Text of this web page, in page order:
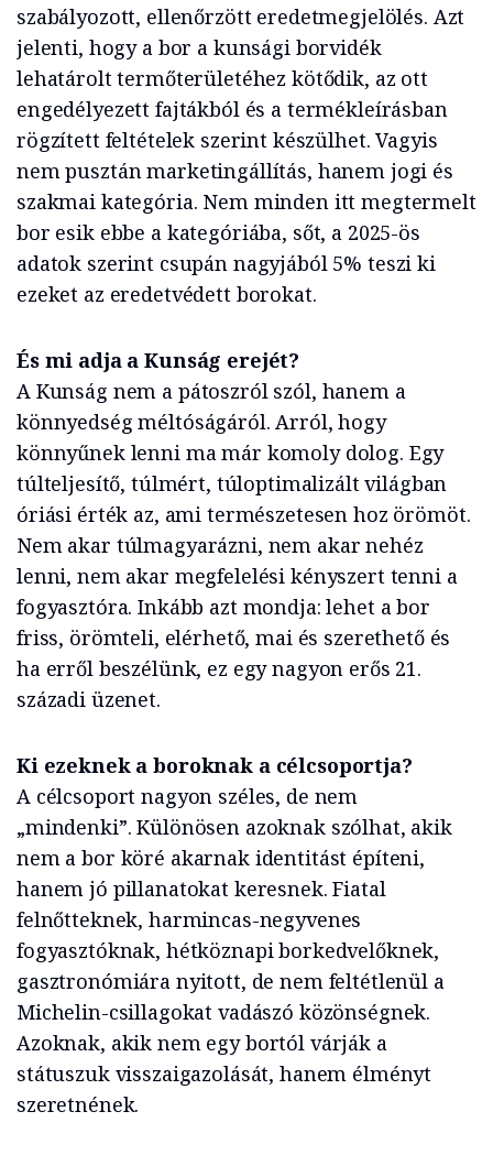
szabályozott, ellenőrzött eredetmegjelölés. Azt
jelenti, hogy a bor a kunsági borvidék
lehatárolt termőterületéhez kötődik, az ott
engedélyezett fajtákból és a termékleírásban
rögzített feltételek szerint készülhet. Vagyis
nem pusztán marketingállítás, hanem jogi és
szakmai kategória. Nem minden itt megtermelt
bor esik ebbe a kategóriába, sőt, a 2025-ös
adatok szerint csupán nagyjából 5% teszi ki
ezeket az eredetvédett borokat.
És mi adja a Kunság erejét?
A Kunság nem a pátoszról szól, hanem a
könnyedség méltóságáról. Arról, hogy
könnyűnek lenni ma már komoly dolog. Egy
túlteljesítő, túlmért, túloptimalizált világban
óriási érték az, ami természetesen hoz örömöt.
Nem akar túlmagyarázni, nem akar nehéz
lenni, nem akar megfelelési kényszert tenni a
fogyasztóra. Inkább azt mondja: lehet a bor
friss, örömteli, elérhető, mai és szerethető és
ha erről beszélünk, ez egy nagyon erős 21.
századi üzenet.
Ki ezeknek a boroknak a célcsoportja?
A célcsoport nagyon széles, de nem
„mindenki”. Különösen azoknak szólhat, akik
nem a bor köré akarnak identitást építeni,
hanem jó pillanatokat keresnek. Fiatal
felnőtteknek, harmincas-negyvenes
fogyasztóknak, hétköznapi borkedvelőknek,
gasztronómiára nyitott, de nem feltétlenül a
Michelin-csillagokat vadászó közönségnek.
Azoknak, akik nem egy bortól várják a
státuszuk visszaigazolását, hanem élményt
szeretnének.